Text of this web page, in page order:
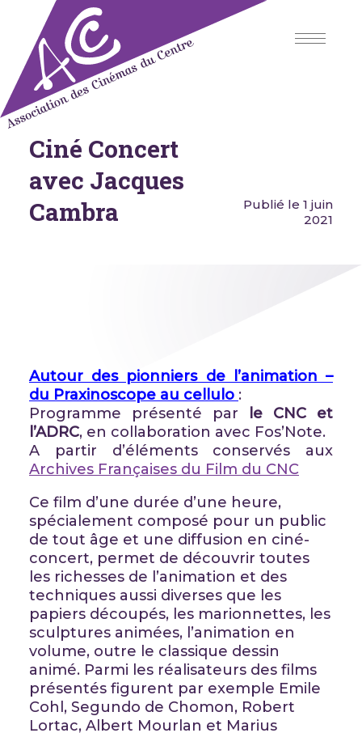
content
Association des Cinémas du
Centre
Ciné Concert
avec Jacques
Cambra
Publié le 1 juin
2021
Autour des pionniers de l’animation –
du Praxinoscope au cellulo :
Programme présenté par
le CNC et
l’ADRC, en collaboration avec Fos’Note.
A partir d’éléments conservés aux
Archives Françaises du Film du CNC
Ce film d’une durée d’une heure,
spécialement composé pour un public
de tout âge et une diffusion en ciné-
concert, permet de découvrir toutes
les richesses de l’animation et des
techniques aussi diverses que les
papiers découpés, les marionnettes, les
sculptures animées, l’animation en
volume, outre le classique dessin
animé. Parmi les réalisateurs des films
présentés figurent par exemple Emile
Cohl, Segundo de Chomon, Robert
Lortac, Albert Mourlan et Marius